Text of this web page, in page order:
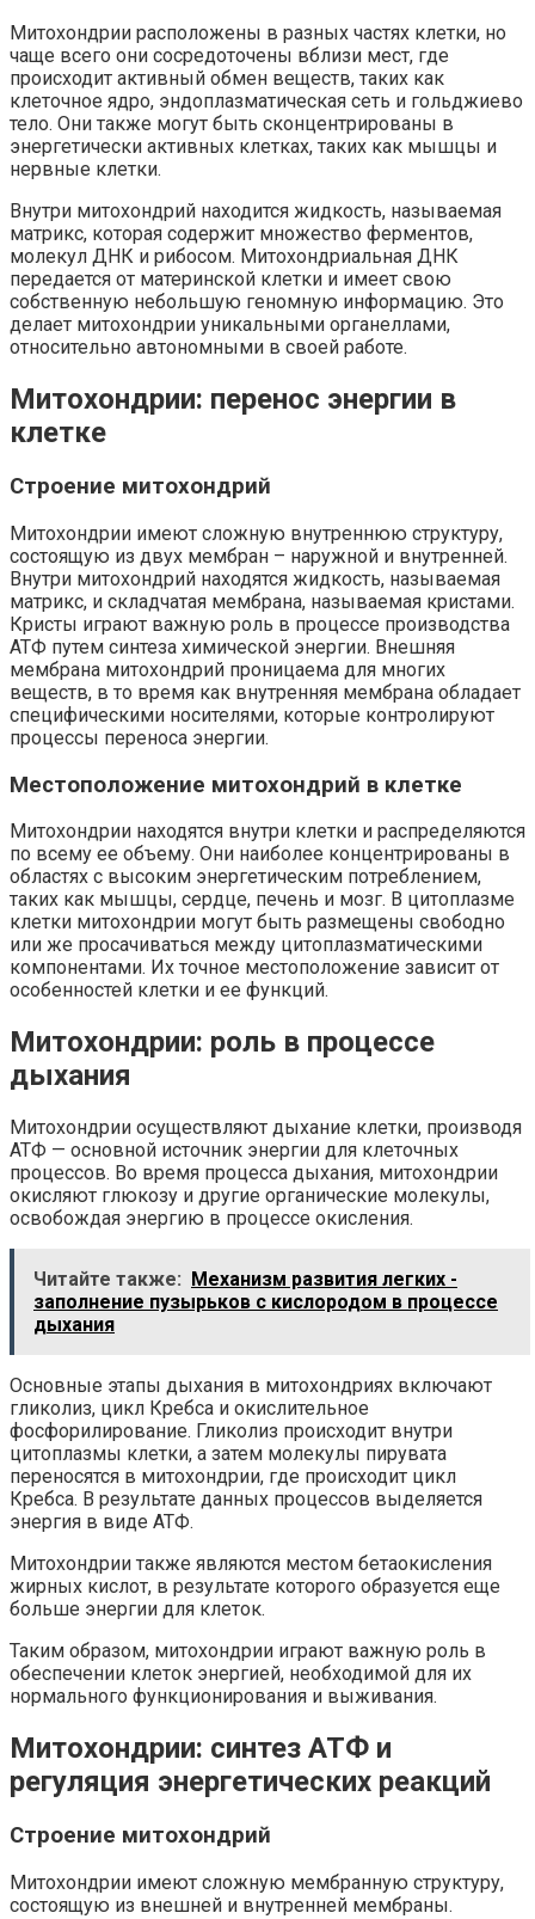
Митохондрии расположены в разных частях клетки, но
чаще всего они сосредоточены вблизи мест, где
происходит активный обмен веществ, таких как
клеточное ядро, эндоплазматическая сеть и гольджиево
тело. Они также могут быть сконцентрированы в
энергетически активных клетках, таких как мышцы и
нервные клетки.
Внутри митохондрий находится жидкость, называемая
матрикс, которая содержит множество ферментов,
молекул ДНК и рибосом. Митохондриальная ДНК
передается от материнской клетки и имеет свою
собственную небольшую геномную информацию. Это
делает митохондрии уникальными органеллами,
относительно автономными в своей работе.
Митохондрии: перенос энергии в
клетке
Строение митохондрий
Митохондрии имеют сложную внутреннюю структуру,
состоящую из двух мембран – наружной и внутренней.
Внутри митохондрий находятся жидкость, называемая
матрикс, и складчатая мембрана, называемая кристами.
Кристы играют важную роль в процессе производства
АТФ путем синтеза химической энергии. Внешняя
мембрана митохондрий проницаема для многих
веществ, в то время как внутренняя мембрана обладает
специфическими носителями, которые контролируют
процессы переноса энергии.
Местоположение митохондрий в клетке
Митохондрии находятся внутри клетки и распределяются
по всему ее объему. Они наиболее концентрированы в
областях с высоким энергетическим потреблением,
таких как мышцы, сердце, печень и мозг. В цитоплазме
клетки митохондрии могут быть размещены свободно
или же просачиваться между цитоплазматическими
компонентами. Их точное местоположение зависит от
особенностей клетки и ее функций.
Митохондрии: роль в процессе
дыхания
Митохондрии осуществляют дыхание клетки, производя
АТФ — основной источник энергии для клеточных
процессов. Во время процесса дыхания, митохондрии
окисляют глюкозу и другие органические молекулы,
освобождая энергию в процессе окисления.
Читайте также:
Механизм развития легких -
заполнение пузырьков с кислородом в процессе
дыхания
Основные этапы дыхания в митохондриях включают
гликолиз, цикл Кребса и окислительное
фосфорилирование. Гликолиз происходит внутри
цитоплазмы клетки, а затем молекулы пирувата
переносятся в митохондрии, где происходит цикл
Кребса. В результате данных процессов выделяется
энергия в виде АТФ.
Митохондрии также являются местом бетаокисления
жирных кислот, в результате которого образуется еще
больше энергии для клеток.
Таким образом, митохондрии играют важную роль в
обеспечении клеток энергией, необходимой для их
нормального функционирования и выживания.
Митохондрии: синтез АТФ и
регуляция энергетических реакций
Строение митохондрий
Митохондрии имеют сложную мембранную структуру,
состоящую из внешней и внутренней мембраны.